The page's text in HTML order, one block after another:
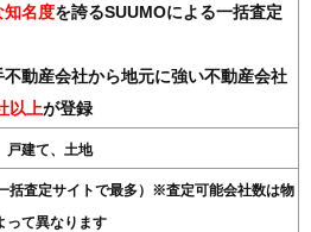
知名度を誇るSUUMOによる一括査定
不動産会社から地元に強い不動産会社
以上が登録
戸建て、土地
括査定サイトで最多）※査定可能会社数は物
って異なります